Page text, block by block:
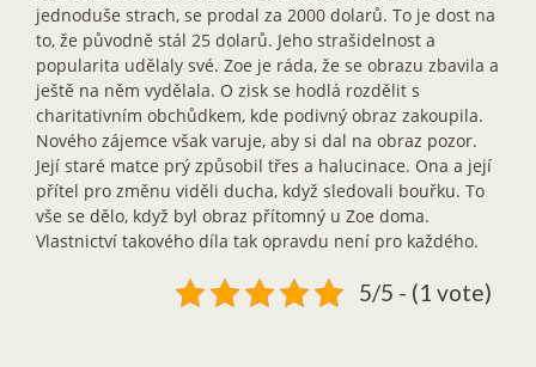
jednoduše strach, se prodal za 2000 dolarů. To je dost na
to, že původně stál 25 dolarů. Jeho strašidelnost a
popularita udělaly své. Zoe je ráda, že se obrazu zbavila a
ještě na něm vydělala. O zisk se hodlá rozdělit s
charitativním obchůdkem, kde podivný obraz zakoupila.
Nového zájemce však varuje, aby si dal na obraz pozor.
Její staré matce prý způsobil třes a halucinace. Ona a její
přítel pro změnu viděli ducha, když sledovali bouřku. To
vše se dělo, když byl obraz přítomný u Zoe doma.
Vlastnictví takového díla tak opravdu není pro každého.
5/5 - (1 vote)